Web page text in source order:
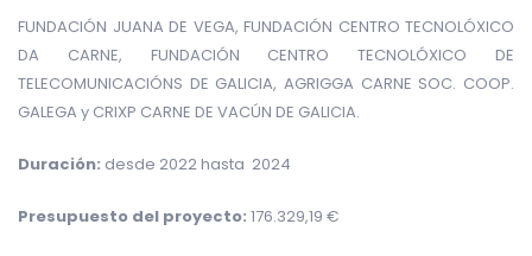
FUNDACIÓN JUANA DE VEGA, FUNDACIÓN CENTRO TECNOLÓXICO
DA CARNE, FUNDACIÓN CENTRO TECNOLÓXICO DE
TELECOMUNICACIÓNS DE GALICIA, AGRIGGA CARNE SOC. COOP.
GALEGA y CRIXP CARNE DE VACÚN DE GALICIA.
Duración: desde 2022 hasta 2024
Presupuesto del proyecto: 176.329,19 €